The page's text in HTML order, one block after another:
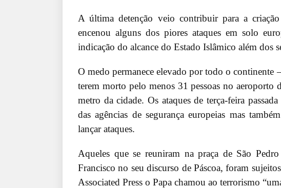
A última detenção veio contribuir para a
encenou alguns dos piores ataques em solo
indicação do alcance do Estado Islâmico além dos
O medo permanece elevado por todo o continente
terem morto pelo menos 31 pessoas no aeroporto
metro da cidade. Os ataques de terça-feira
das agências de segurança europeias mas
lançar ataques.
Aqueles que se reuniram na praça de São
Francisco no seu discurso de Páscoa, foram
Associated Press o Papa chamou ao terrorismo